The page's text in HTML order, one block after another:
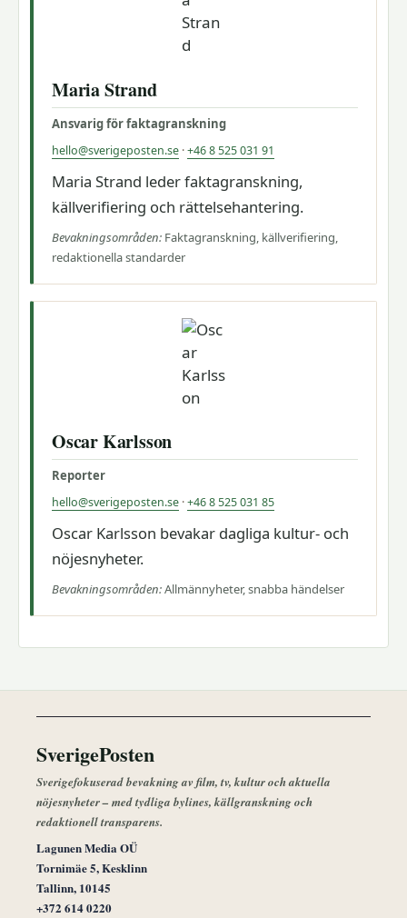
Maria Strand
Ansvarig för faktagranskning
hello@sverigeposten.se ·+46 8 525 031 91
Maria Strand leder faktagranskning,
källverifiering och rättelsehantering.
Bevakningsområden: Faktagranskning, källverifiering,
redaktionella standarder
Oscar Karlsson
Reporter
hello@sverigeposten.se ·+46 8 525 031 85
Oscar Karlsson bevakar dagliga kultur- och
nöjesnyheter.
Bevakningsområden:Allmännyheter, snabba händelser
SverigePosten
Sverigefokuserad bevakning av film, tv, kultur och aktuella
nöjesnyheter – med tydliga bylines, källgranskning och
redaktionell transparens.
Lagunen Media OÜ
Tornimäe 5, Kesklinn
Tallinn, 10145
+372 614 0220